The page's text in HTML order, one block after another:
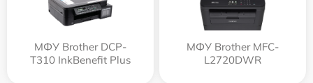
МФУ Brother DCP-
T310 InkBenefit Plus
МФУ Brother MFC-
L2720DWR